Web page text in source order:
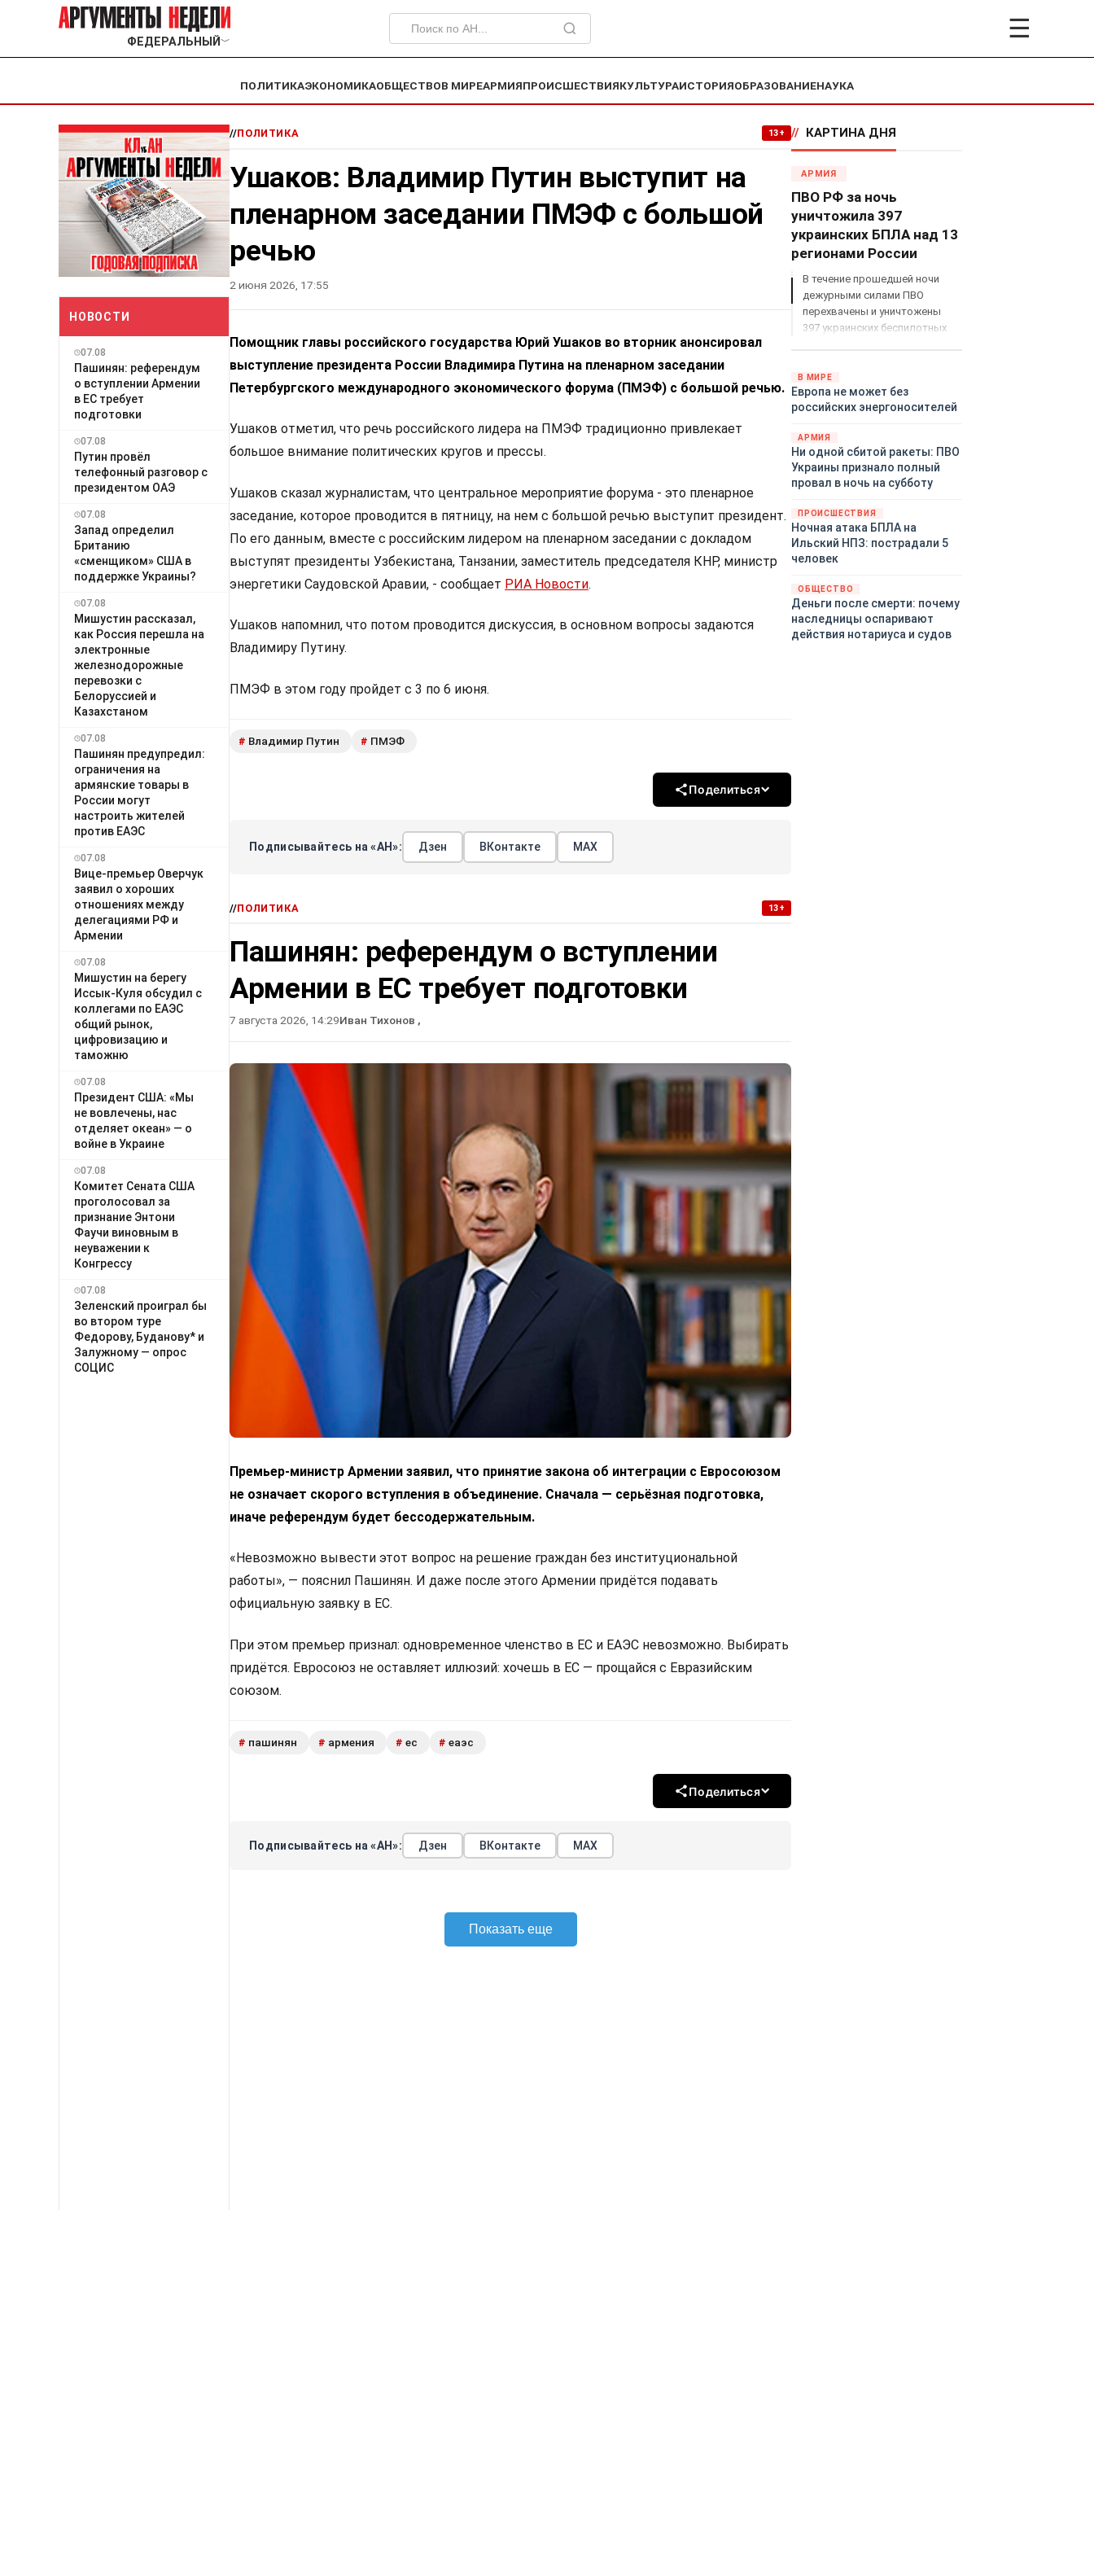
ФЕДЕРАЛЬНЫЙ ﹀ ☰
ПОЛИТИКАЭКОНОМИКАОБЩЕСТВОВ МИРЕАРМИЯПРОИСШЕСТВИЯКУЛЬТУРАИСТОРИЯОБРАЗОВАНИЕНАУКА
НОВОСТИ
07.08
Пашинян: референдум
о вступлении Армении
в ЕС требует
подготовки
07.08
Путин провёл
телефонный разговор с
президентом ОАЭ
07.08
Запад определил
Британию
«сменщиком» США в
поддержке Украины?
07.08
Мишустин рассказал,
как Россия перешла на
электронные
железнодорожные
перевозки с
Белоруссией и
Казахстаном
07.08
Пашинян предупредил:
ограничения на
армянские товары в
России могут
настроить жителей
против ЕАЭС
07.08
Вице-премьер Оверчук
заявил о хороших
отношениях между
делегациями РФ и
Армении
07.08
Мишустин на берегу
Иссык-Куля обсудил с
коллегами по ЕАЭС
общий рынок,
цифровизацию и
таможню
07.08
Президент США: «Мы
не вовлечены, нас
отделяет океан» — о
войне в Украине
07.08
Комитет Сената США
проголосовал за
признание Энтони
Фаучи виновным в
неуважении к
Конгрессу
07.08
Зеленский проиграл бы
во втором туре
Федорову, Буданову* и
Залужному — опрос
СОЦИС
//ПОЛИТИКА 13+
Ушаков: Владимир Путин выступит на
пленарном заседании ПМЭФ с большой
речью
2 июня 2026, 17:55
Помощник главы российского государства Юрий Ушаков во вторник анонсировал
выступление президента России Владимира Путина на пленарном заседании
Петербургского международного экономического форума (ПМЭФ) с большой речью.
Ушаков отметил, что речь российского лидера на ПМЭФ традиционно привлекает
большое внимание политических кругов и прессы.
Ушаков сказал журналистам, что центральное мероприятие форума - это пленарное
заседание, которое проводится в пятницу, на нем с большой речью выступит президент.
По его данным, вместе с российским лидером на пленарном заседании с докладом
выступят президенты Узбекистана, Танзании, заместитель председателя КНР, министр
энергетики Саудовской Аравии, - сообщает РИА Новости.
Ушаков напомнил, что потом проводится дискуссия, в основном вопросы задаются
Владимиру Путину.
ПМЭФ в этом году пройдет с 3 по 6 июня.
# Владимир Путин # ПМЭФ
Поделиться
Подписывайтесь на «АН»: Дзен ВКонтакте МАХ
//ПОЛИТИКА 13+
Пашинян: референдум о вступлении
Армении в ЕС требует подготовки
7 августа 2026, 14:29Иван Тихонов ,
Премьер-министр Армении заявил, что принятие закона об интеграции с Евросоюзом
не означает скорого вступления в объединение. Сначала — серьёзная подготовка,
иначе референдум будет бессодержательным.
«Невозможно вывести этот вопрос на решение граждан без институциональной
работы», — пояснил Пашинян. И даже после этого Армении придётся подавать
официальную заявку в ЕС.
При этом премьер признал: одновременное членство в ЕС и ЕАЭС невозможно. Выбирать
придётся. Евросоюз не оставляет иллюзий: хочешь в ЕС — прощайся с Евразийским
союзом.
# пашинян # армения # ес # еаэс
Поделиться
Подписывайтесь на «АН»: Дзен ВКонтакте МАХ
Показать еще
// КАРТИНА ДНЯ
АРМИЯ
ПВО РФ за ночь
уничтожила 397
украинских БПЛА над 13
регионами России
В течение прошедшей ночи
дежурными силами ПВО
перехвачены и уничтожены
397 украинских беспилотных
территориями Белгородской,
Брянской, Воронежской,
Курской, Липецкой,
Ростовской, Рязанской,
Самарской, Саратовской,
Тамбовской, Тульской
областей, Краснодарского
края, Республики Крым и над
акваторией Азовского моря.
В МИРЕ
Европа не может без
российских энергоносителей
АРМИЯ
Ни одной сбитой ракеты: ПВО
Украины признало полный
провал в ночь на субботу
ПРОИСШЕСТВИЯ
Ночная атака БПЛА на
Ильский НПЗ: пострадали 5
человек
ОБЩЕСТВО
Деньги после смерти: почему
наследницы оспаривают
действия нотариуса и судов